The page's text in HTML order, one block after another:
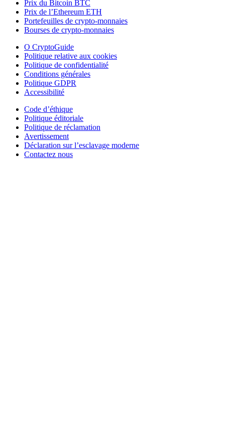
Prix du Bitcoin BTC
Prix de l’Ethereum ETH
Portefeuilles de crypto-monnaies
Bourses de crypto-monnaies
O CryptoGuide
Politique relative aux cookies
Politique de confidentialité
Conditions générales
Politique GDPR
Accessibilité
Code d’éthique
Politique éditoriale
Politique de réclamation
Avertissement
Déclaration sur l’esclavage moderne
Contactez nous